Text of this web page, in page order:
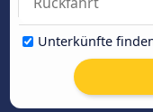
Unterkünfte